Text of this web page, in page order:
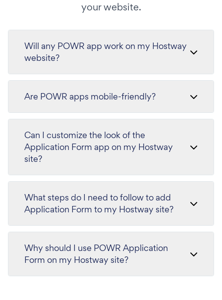
your website.
Will any POWR app work on my Hostway
website?
Are POWR apps mobile-friendly?
Can I customize the look of the
Application Form app on my Hostway
site?
What steps do I need to follow to add
Application Form to my Hostway site?
Why should I use POWR Application
Form on my Hostway site?